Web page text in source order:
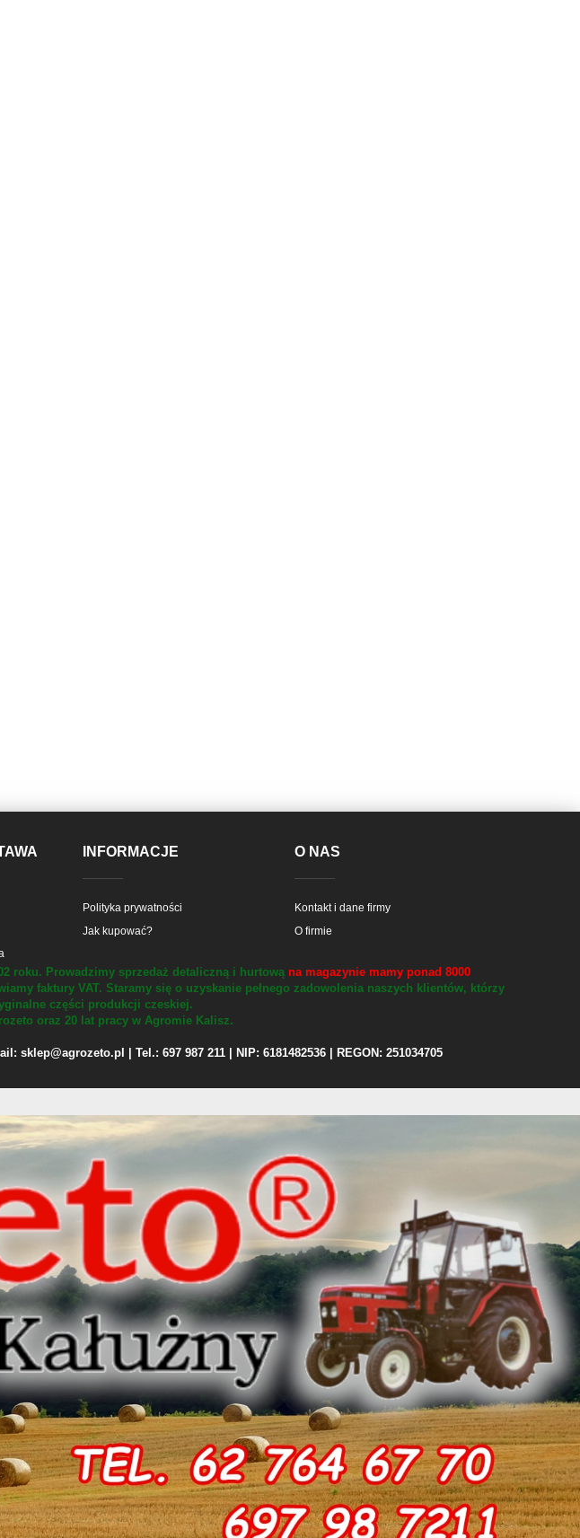
INFORMACJE
Polityka prywatności
Jak kupować?
O NAS
Kontakt i dane firmy
O firmie
roku. Prowadzimy sprzedaż detaliczną i hurtową na magazynie mamy ponad 8000
faktury VAT. Staramy się o uzyskanie pełnego zadowolenia naszych klientów, którzy
części produkcji czeskiej.
oraz 20 lat pracy w Agromie Kalisz.
| Tel.: 697 987 211 | NIP: 6181482536 | REGON: 251034705